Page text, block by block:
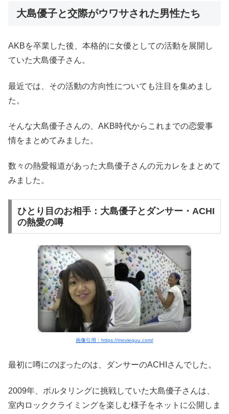
大島優子と交際がウワサされた男性たち
AKBを卒業した後、本格的に女優としての活動を展開し
ていた大島優子さん。
最近では、その活動の方向性についても注目を集めまし
た。
そんな大島優子さんの、AKB時代からこれまでの恋愛事
情をまとめてみました。
数々の熱愛報道があった大島優子さんの元カレをまとめて
みました。
ひとり目のお相手：大島優子とダンサー・ACHI
の熱愛の噂
画像引用：https://moviequu.com/
最初に噂にのぼったのは、ダンサーのACHIさんでした。
2009年、ボルタリングに挑戦していた大島優子さんは、
室内ロッククライミングを楽しむ様子をネットに公開しま